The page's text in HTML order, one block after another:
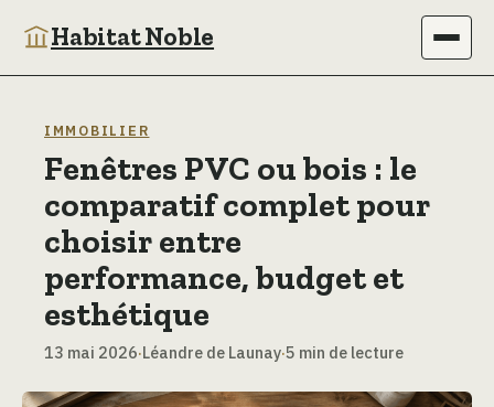
Habitat Noble
Maison
Bricolage
Jardinage
Déco
IMMOBILIER
Fenêtres PVC ou bois : le
comparatif complet pour
choisir entre
performance, budget et
esthétique
13 mai 2026·Léandre de Launay·5 min de lecture